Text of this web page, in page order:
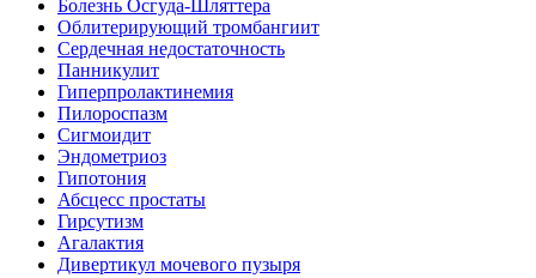
Болезнь Осгуда-Шляттера
Облитерирующий тромбангиит
Сердечная недостаточность
Панникулит
Гиперпролактинемия
Пилороспазм
Сигмоидит
Эндометриоз
Гипотония
Абсцесс простаты
Гирсутизм
Агалактия
Дивертикул мочевого пузыря